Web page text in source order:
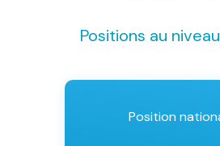
Positions au
Position